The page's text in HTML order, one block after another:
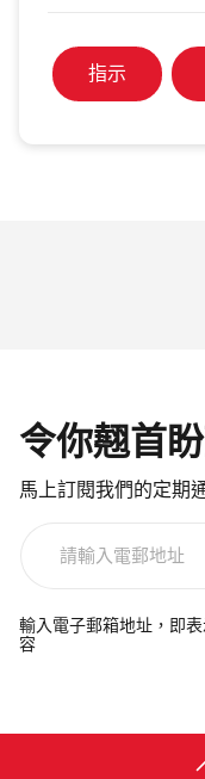
指示
令你翹首
馬上訂閱我們的定期
電
郵
輸入電子郵箱地址，即
容